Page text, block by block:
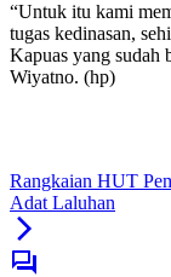
“Untuk itu kami
tugas kedinasan,
Kapuas yang sudah
Wiyatno. (hp)
Rangkaian HUT
Adat Laluhan